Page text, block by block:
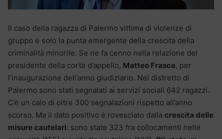
Il caso della ragazza di Palermo vittima di violenze di
gruppo è solo la punta emergente della crescita della
criminalità minorile. Se ne fa cenno nella relazione del
presidente della corte d’appello, Matteo Frasca, per
l’inaugurazione dell’anno giudiziario. Nel distretto di
Palermo sono stati segnalati ai servizi sociali 642 ragazzi.
C’è un calo di oltre 300 segnalazioni rispetto all’anno
scorso. Ma il dato positivo è rovesciato dalla crescita delle
misure cautelari: sono state 323 fra collocamenti nelle